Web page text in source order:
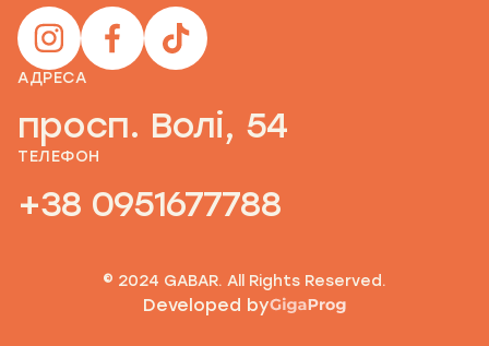
АДРЕСА
просп. Волі, 54
ТЕЛЕФОН
+38 0951677788
© 2024 GABAR. All Rights Reserved.
Developed by